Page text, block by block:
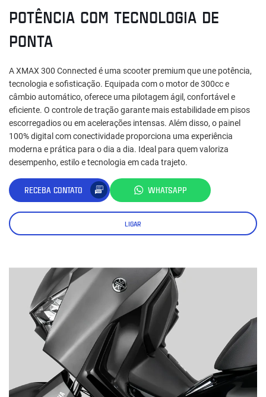
POTÊNCIA COM TECNOLOGIA DE
PONTA
A XMAX 300 Connected é uma scooter premium que une potência,
tecnologia e sofisticação. Equipada com o motor de 300cc e
câmbio automático, oferece uma pilotagem ágil, confortável e
eficiente. O controle de tração garante mais estabilidade em pisos
escorregadios ou em acelerações intensas. Além disso, o painel
100% digital com conectividade proporciona uma experiência
moderna e prática para o dia a dia. Ideal para quem valoriza
desempenho, estilo e tecnologia em cada trajeto.
RECEBA CONTATO WHATSAPP
LIGAR